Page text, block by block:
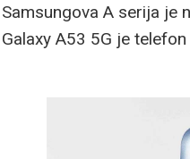
Samsungova A serija je
Galaxy A53 5G je